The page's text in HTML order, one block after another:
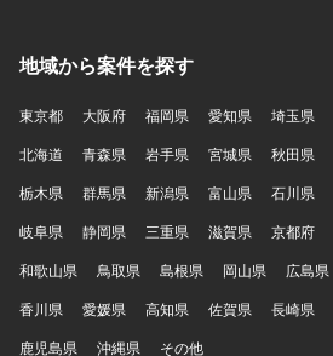
地域から案件を探す
東京都 大阪府 福岡県 愛知県 埼玉県
北海道
青森県 岩手県 宮城県 秋田県
栃木県
群馬県 新潟県 富山県 石川県
岐阜県
静岡県 三重県 滋賀県 京都府
和歌山県
鳥取県 島根県 岡山県 広島県
香川県
愛媛県 高知県 佐賀県 長崎県
鹿児島県
沖縄県 その他